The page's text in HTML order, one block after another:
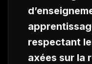
respectant
axées sur la